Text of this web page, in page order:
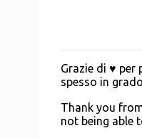
P
o
t
a
Grazie di ♥ per
spesso in
Thank you
not being able